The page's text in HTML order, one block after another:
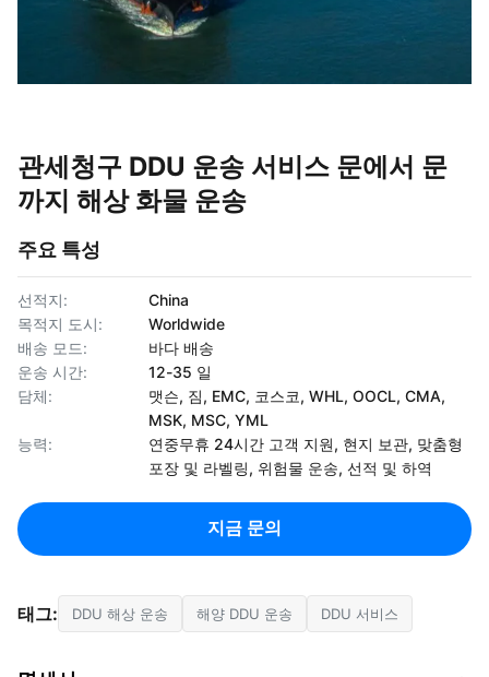
관세청구 DDU 운송 서비스 문에서 문
까지 해상 화물 운송
주요 특성
선적지:
China
목적지 도시:
Worldwide
배송 모드:
바다 배송
운송 시간:
12-35 일
담체:
맷슨, 짐, EMC, 코스코, WHL, OOCL, CMA,
MSK, MSC, YML
능력:
연중무휴 24시간 고객 지원, 현지 보관, 맞춤형
포장 및 라벨링, 위험물 운송, 선적 및 하역
지금 문의
태그: DDU 해상 운송 해양 DDU 운송 DDU 서비스